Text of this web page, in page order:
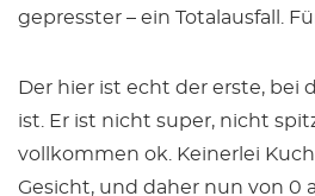
gepresster – ein Totalausfall.
Der hier ist echt der erste, bei
ist. Er ist nicht super, nicht
vollkommen ok. Keinerlei
Gesicht, und daher nun von 0